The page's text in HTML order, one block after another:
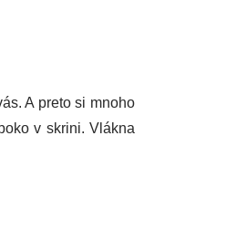
A preto si mnoho
v skrini. Vlákna